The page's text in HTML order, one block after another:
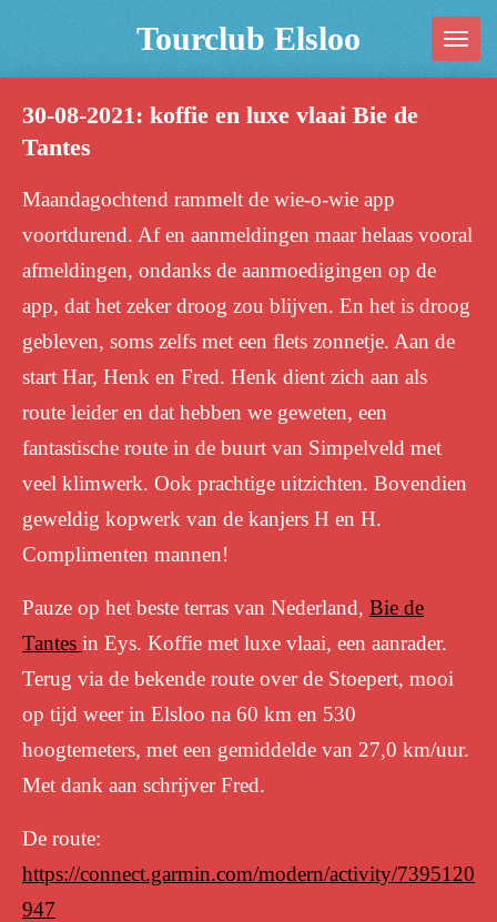
de
hoofdinhoud
Tourclub Elsloo
30-08-2021: koffie en luxe vlaai Bie de
Tantes
Maandagochtend rammelt de wie-o-wie app
voortdurend. Af en aanmeldingen maar helaas vooral
afmeldingen, ondanks de aanmoedigingen op de
app, dat het zeker droog zou blijven. En het is droog
gebleven, soms zelfs met een flets zonnetje. Aan de
start Har, Henk en Fred. Henk dient zich aan als
route leider en dat hebben we geweten, een
fantastische route in de buurt van Simpelveld met
veel klimwerk. Ook prachtige uitzichten. Bovendien
geweldig kopwerk van de kanjers H en H.
Complimenten mannen!
Pauze op het beste terras van Nederland, Bie de
Tantes in Eys. Koffie met luxe vlaai, een aanrader.
Terug via de bekende route over de Stoepert, mooi
op tijd weer in Elsloo na 60 km en 530
hoogtemeters, met een gemiddelde van 27,0 km/uur.
Met dank aan schrijver Fred.
De route:
https://connect.garmin.com/modern/activity/7395120
947